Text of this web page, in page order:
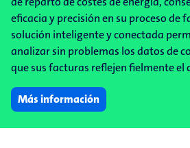
eficacia y precisión en su proceso de
solución inteligente y conectada
analizar sin problemas los datos de
que sus facturas reflejen fielmente el
Más información